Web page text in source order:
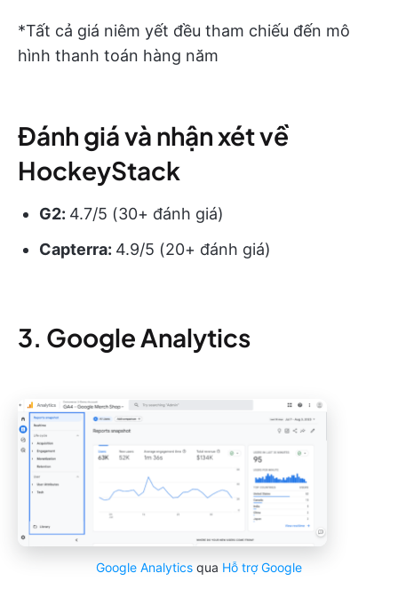
*Tất cả giá niêm yết đều tham chiếu đến mô
hình thanh toán hàng năm
Đánh giá và nhận xét về
HockeyStack
G2: 4.7/5 (30+ đánh giá)
Capterra: 4.9/5 (20+ đánh giá)
3. Google Analytics
Google Analytics qua Hỗ trợ Google